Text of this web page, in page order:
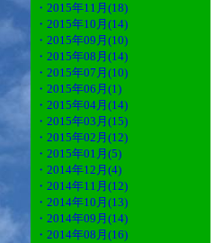
・2015年11月(18)
・2015年10月(14)
・2015年09月(10)
・2015年08月(14)
・2015年07月(10)
・2015年06月(1)
・2015年04月(14)
・2015年03月(15)
・2015年02月(12)
・2015年01月(5)
・2014年12月(4)
・2014年11月(12)
・2014年10月(13)
・2014年09月(14)
・2014年08月(16)